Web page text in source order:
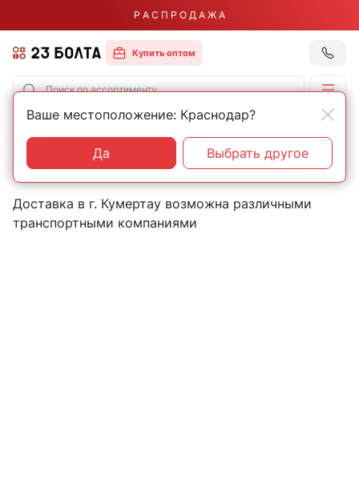
Р А С П Р О Д А Ж А
Купить оптом
Главная Контакты Кумертау
Пункты выдачи товаров в
городе Кумертау
Доставка в г. Кумертау возможна различными
транспортными компаниями
Ваше местоположение: Краснодар?
Да Выбрать другое